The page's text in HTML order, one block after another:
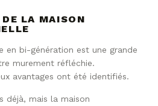
LA MAISON
en bi-génération est une grande
murement réfléchie.
avantages ont été identifiés.
déjà, mais la maison